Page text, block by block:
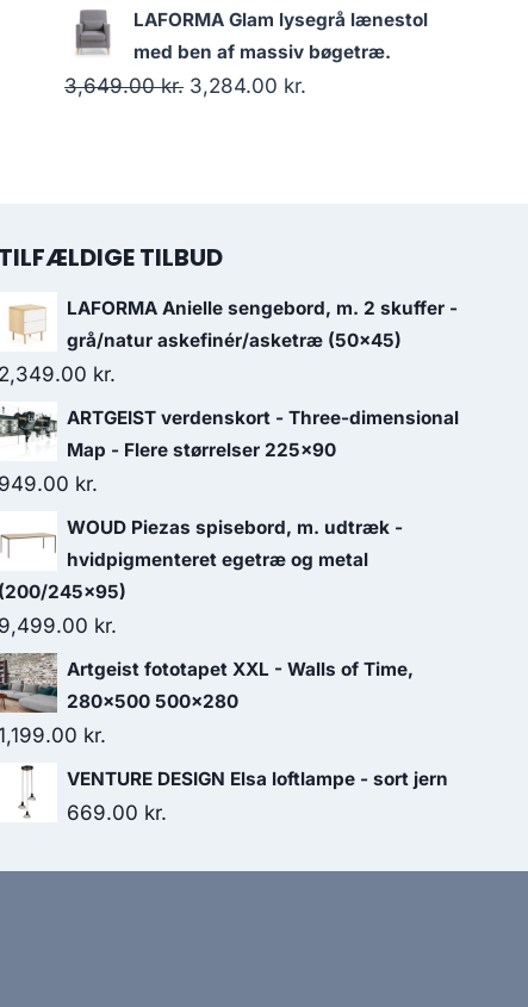
LAFORMA Glam lysegrå lænestol
med ben af massiv bøgetræ.
3,649.00kr. 3,284.00 kr.
TILFÆLDIGE TILBUD
LAFORMA Anielle sengebord, m. 2 skuffer -
grå/natur askefinér/asketræ (50x45)
2,349.00 kr.
ARTGEIST verdenskort - Three-dimensional
Map - Flere størrelser 225x90
949.00 kr.
WOUD Piezas spisebord, m. udtræk -
hvidpigmenteret egetræ og metal
(200/245x95)
9,499.00 kr.
Artgeist fototapet XXL - Walls of Time,
280x500 500x280
kr.
VENTURE DESIGN Elsa loftlampe - sort jern
669.00 kr.